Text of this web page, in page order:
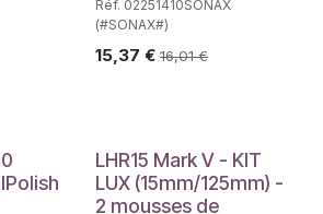
Réf. 02251410SONAX
(#SONAX#)
15,37 € 16,01€
LHR15 Mark V - KIT
LUX (15mm/125mm) -
2 mousses de